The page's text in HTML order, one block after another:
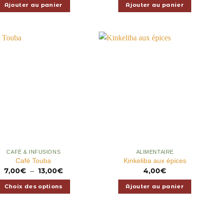
Ajouter au panier Ajouter au panier
APERÇU
CAFÉ & INFUSIONS
Café Touba
7,00€ – 13,00€Plage
Choix des options
APERÇU
ALIMENTAIRE
Kinkeliba aux épices
4,00€
Ajouter au panier